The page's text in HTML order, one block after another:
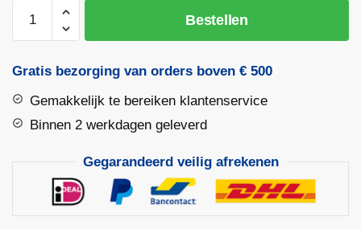
Telescopische
3
|
Nestle
Bestellen
Gratis bezorging van orders boven € 500
Gemakkelijk te bereiken klantenservice
Binnen 2 werkdagen geleverd
Gegarandeerd veilig afrekenen